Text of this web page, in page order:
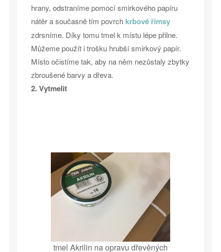
hrany, odstraníme pomocí smirkového papíru
nátěr a současně tím povrch krbové římsy
zdrsníme. Díky tomu tmel k místu lépe přilne.
Můžeme použít i trošku hrubší smirkový papír.
Místo očistíme tak, aby na něm nezůstaly zbytky
zbroušené barvy a dřeva.
2. Vytmelit
tmel Akrilin na opravu dřevěných